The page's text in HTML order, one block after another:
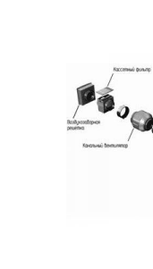
Дом через стену